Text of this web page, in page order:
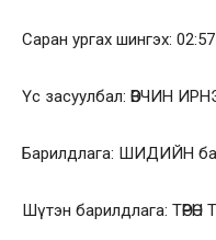
Саран ургах шингэх:
Үс засуулбал: ӨВЧИН
Барилдлага: ШИДИЙН
Шүтэн барилдлага: